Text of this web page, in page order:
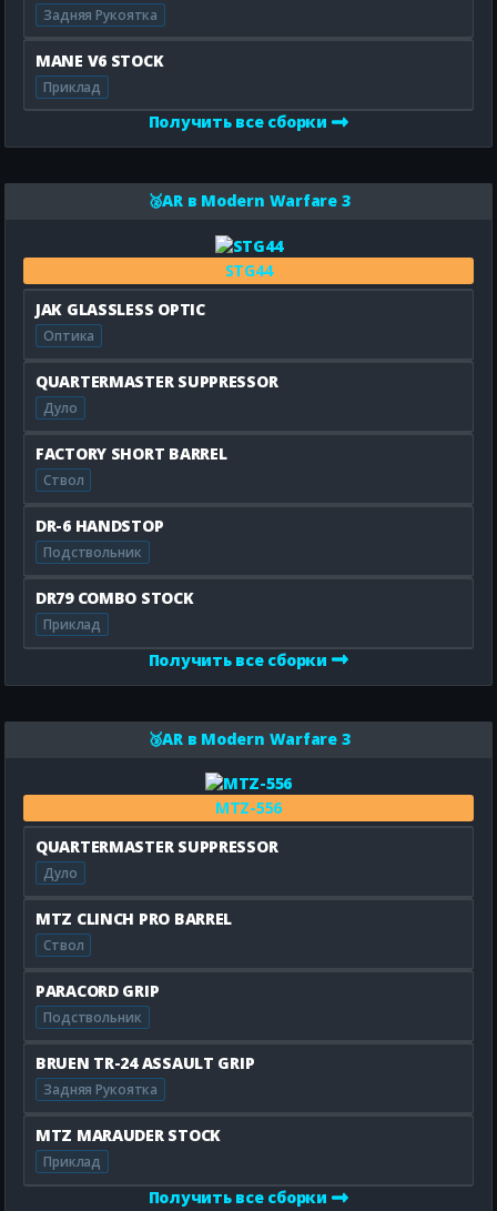
Задняя Рукоятка
MANE V6 STOCK
Приклад
Получить все сборки
🥈AR в Modern Warfare 3
STG44
JAK GLASSLESS OPTIC
Оптика
QUARTERMASTER SUPPRESSOR
Дуло
FACTORY SHORT BARREL
Ствол
DR-6 HANDSTOP
Подствольник
DR79 COMBO STOCK
Приклад
Получить все сборки
🥉AR в Modern Warfare 3
MTZ-556
QUARTERMASTER SUPPRESSOR
Дуло
MTZ CLINCH PRO BARREL
Ствол
PARACORD GRIP
Подствольник
BRUEN TR-24 ASSAULT GRIP
Задняя Рукоятка
MTZ MARAUDER STOCK
Приклад
Получить все сборки